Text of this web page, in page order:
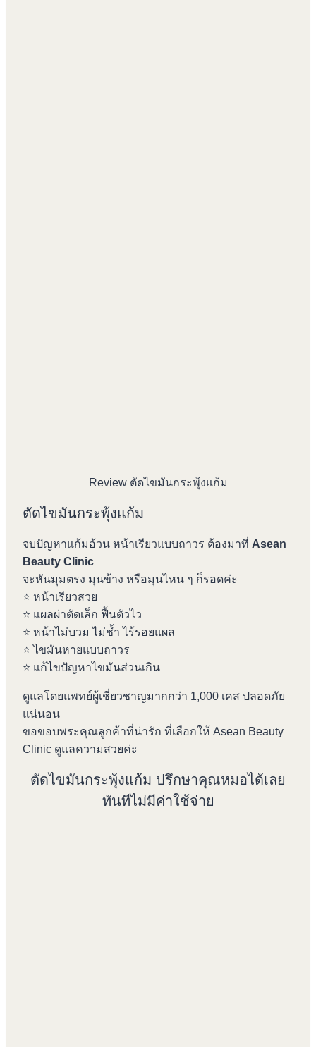
Review ตัดไขมันกระพุ้งแก้ม
ตัดไขมันกระพุ้งแก้ม
จบปัญหาแก้มอ้วน หน้าเรียวแบบถาวร ต้องมาที่ Asean
Beauty Clinic
จะหันมุมตรง มุนข้าง หรือมุนไหน ๆ ก็รอดค่ะ
⭐️ หน้าเรียวสวย
⭐️ แผลผ่าตัดเล็ก ฟื้นตัวไว
⭐️ หน้าไม่บวม ไม่ช้ำ ไร้รอยแผล
⭐️ ไขมันหายแบบถาวร
⭐️ แก้ไขปัญหาไขมันส่วนเกิน
ดูแลโดยแพทย์ผู้เชี่ยวชาญมากกว่า 1,000 เคส ปลอดภัย
แน่นอน
ขอขอบพระคุณลูกค้าที่น่ารัก ที่เลือกให้ Asean Beauty
Clinic ดูแลความสวยค่ะ
ตัดไขมันกระพุ้งแก้ม ปรึกษาคุณหมอได้เลย
ทันทีไม่มีค่าใช้จ่าย